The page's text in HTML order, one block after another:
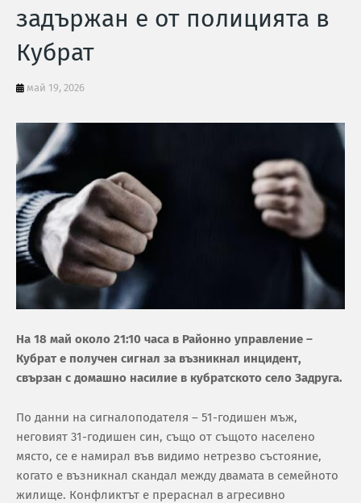
задържан е от полицията в
Кубрат
май 19, 2026
На 18 май около 21:10 часа в Районно управление –
Кубрат е получен сигнал за възникнал инцидент,
свързан с домашно насилие в кубратското село Задруга.
По данни на сигналоподателя – 51-годишен мъж,
неговият 31-годишен син, също от същото населено
място, се е намирал във видимо нетрезво състояние,
когато е възникнал скандал между двамата в семейното
жилище. Конфликтът е прераснал в агресивно